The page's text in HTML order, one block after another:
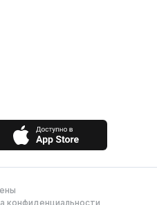
конфиденциальности